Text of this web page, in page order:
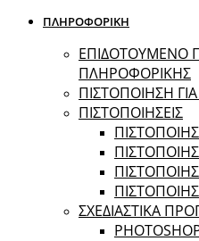
ΠΛΗΡΟΦΟΡΙΚΗ
ΕΠΙΔΟΤΟΥΜΕΝΟ
ΠΛΗΡΟΦΟΡΙΚΗΣ
ΠIΣΤΟΠΟΙΗΣΗ ΓΙΑ
ΠΙΣΤΟΠΟΙΗΣΕΙΣ
ΣΧΕΔΙΑΣΤΙΚΑ